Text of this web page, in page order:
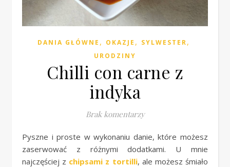
DANIA GŁÓWNE , OKAZJE , SYLWESTER,
URODZINY
Chilli con carne z
indyka
Brak komentarzy
Pyszne i proste w wykonaniu danie, które możesz
zaserwować z różnymi dodatkami. U mnie
najczęściej z chipsami z tortilli, ale możesz śmiało